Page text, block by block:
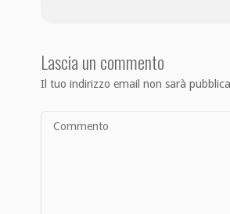
Lascia un commento
Il tuo indirizzo email non sarà